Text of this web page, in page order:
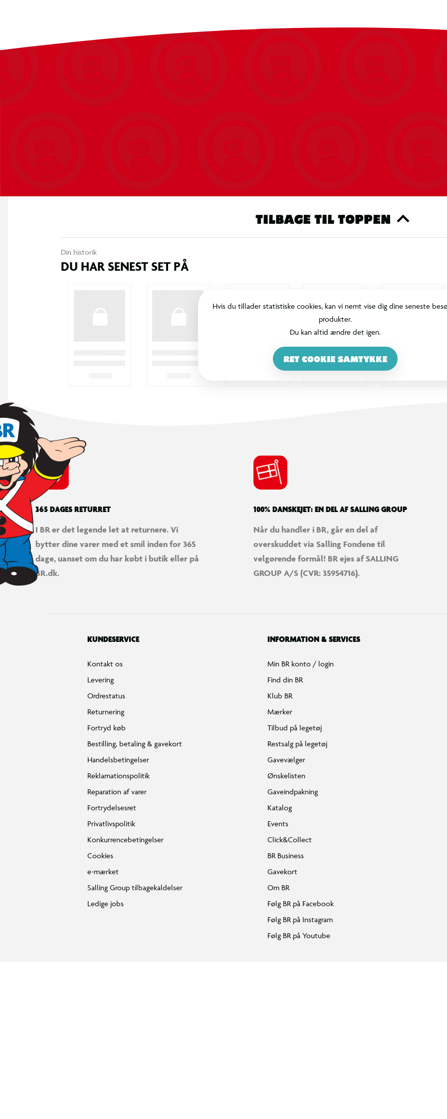
TILBAGE TIL TOPPEN
Din historik
DU HAR SENEST SET PÅ
Hvis du tillader statistiske cookies, kan vi nemt vise dig dine seneste
produkter.
Du kan altid ændre det igen.
RET COOKIE SAMTYKKE
365 DAGES RETURRET
I BR er det legende let at returnere. Vi
bytter dine varer med et smil inden for 365
dage, uanset om du har købt i butik eller på
BR.dk.
100% DANSKEJET: EN DEL AF SALLING GROUP
Når du handler i BR, går en del af
overskuddet via Salling Fondene til
velgørende formål! BR ejes af SALLING
GROUP A/S (CVR: 35954716).
KUNDESERVICE
Kontakt os
Levering
Ordrestatus
Returnering
Fortryd køb
Bestilling, betaling & gavekort
Handelsbetingelser
Reklamationspolitik
Reparation af varer
Fortrydelsesret
Privatlivspolitik
Konkurrencebetingelser
Cookies
e-mærket
Salling Group tilbagekaldelser
Ledige jobs
INFORMATION & SERVICES
Min BR konto / login
Find din BR
Klub BR
Mærker
Tilbud på legetøj
Restsalg på legetøj
Gavevælger
Ønskelisten
Gaveindpakning
Katalog
Events
Click&Collect
BR Business
Gavekort
Om BR
Følg BR på Facebook
Følg BR på Instagram
Følg BR på Youtube